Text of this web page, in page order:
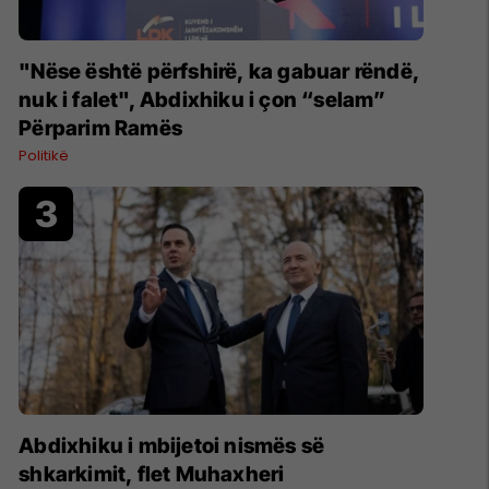
"Nëse është përfshirë, ka gabuar rëndë,
nuk i falet", Abdixhiku i çon “selam”
Përparim Ramës
Politikë
Abdixhiku i mbijetoi nismës së
shkarkimit, flet Muhaxheri